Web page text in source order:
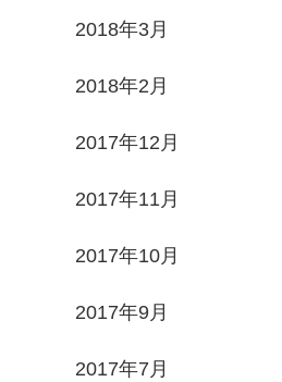
2018年3月
2018年2月
2017年12月
2017年11月
2017年10月
2017年9月
2017年7月